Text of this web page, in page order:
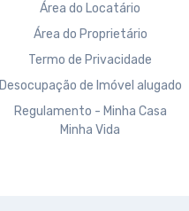
Área do Locatário
Área do Proprietário
Termo de Privacidade
Desocupação de Imóvel alugado
Regulamento - Minha Casa
Minha Vida